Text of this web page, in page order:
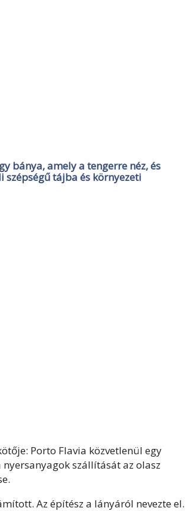
bánya, amely a tengerre néz, és
tájba és környezeti
Porto Flavia közvetlenül egy
szállítását az olasz
Az építész a lányáról nevezte el.